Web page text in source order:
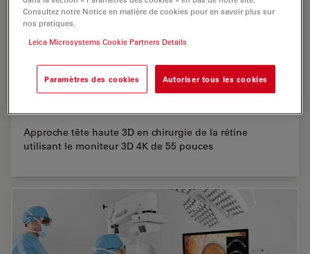
Visualisation 3D tête haute utilisant un
Approche tête haute 3D en chirurgie de la rétine
utilisant le moniteur 3D 4K de 55 pouces
Consultez notre Notice en matière de cookies pour en savoir plus sur
nos pratiques.
Leica Microsystems Cookie Partners Details
Paramètres des cookies Autoriser tous les cookies